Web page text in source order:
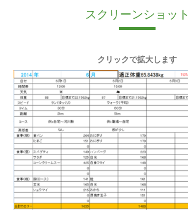
スクリーンショット
クリックで拡大します